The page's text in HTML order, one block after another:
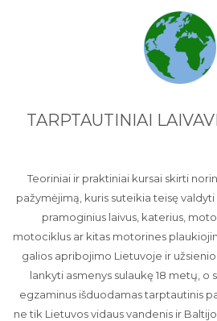
TARPTAUTINIAI
Teoriniai ir praktiniai kursai skirti
pažymėjimą, kuris suteikia teisę
pramoginius laivus, katerius,
motociklus ar kitas motorines
galios apribojimo Lietuvoje ir užsienio
lankyti asmenys sulaukę 18 metų, o
egzaminus išduodamas tarptautinis
ne tik Lietuvos vidaus vandenis ir